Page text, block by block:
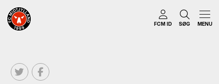
FCM ID SØG MENU